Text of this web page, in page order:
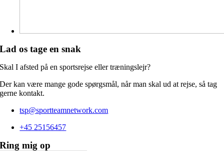
Lad os tage en snak
Skal I afsted på en sportsrejse eller træningslejr?
Der kan være mange gode spørgsmål, når man skal ud at rejse, så tag
gerne kontakt.
tsp@sportteamnetwork.com
+45 25156457
Ring mig op